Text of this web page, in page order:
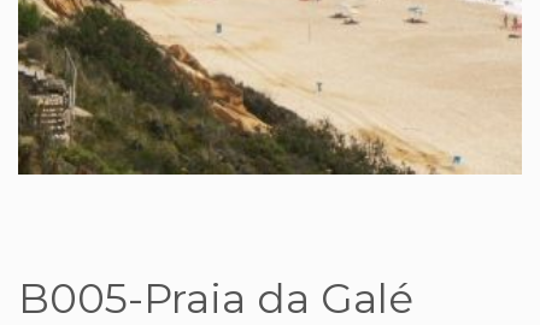
B005-Praia da Galé